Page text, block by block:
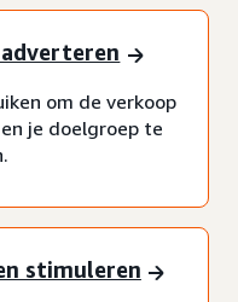
om de verkoop
je doelgroep te
stimuleren